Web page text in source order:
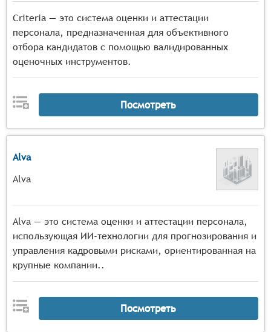
Criteria — это система оценки и аттестации
персонала, предназначенная для объективного
отбора кандидатов с помощью валидированных
оценочных инструментов.
Посмотреть
Alva
Alva
Alva — это система оценки и аттестации персонала,
использующая ИИ-технологии для прогнозирования и
управления кадровыми рисками, ориентированная на
крупные компании..
Посмотреть